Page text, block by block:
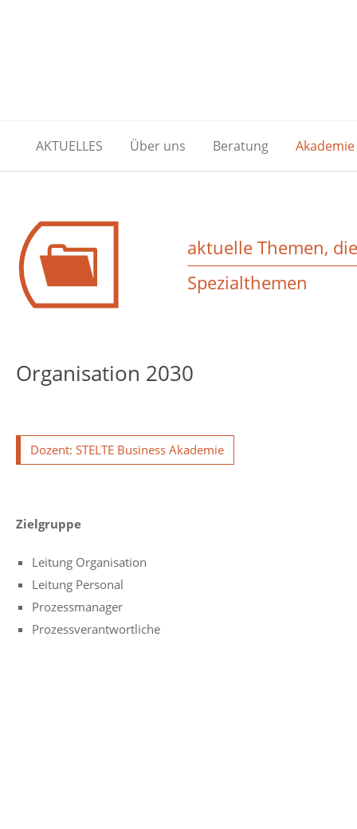
AKTUELLES Über uns Beratung Akademie
aktuelle Themen,
Spezialthemen
Organisation 2030
Dozent: STELTE Business Akademie
Zielgruppe
Leitung Organisation
Leitung Personal
Prozessmanager
Prozessverantwortliche